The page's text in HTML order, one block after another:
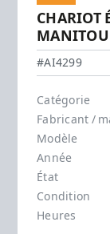
CHARIOT
Manitou -
#AI4299
Catégorie
Fabricant /
Modèle
Année
État
Condition
Heures